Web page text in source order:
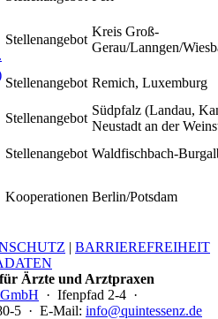
Stellenangebot
Kreis Groß-
Gerau/Lanngen/
Stellenangebot Remich, Luxemburg
Stellenangebot
Südpfalz (Landau,
Neustadt an der
Stellenangebot Waldfischbach-
Kooperationen Berlin/Potsdam
| BARRIEREFREIHEIT
Ärzte und Arztpraxen
· Ifenpfad 2-4 ·
5 · E-Mail: info@quintessenz.de